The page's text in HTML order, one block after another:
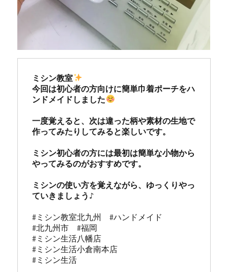
ミシン教室
今回は初心者の方向けに簡単巾着ポーチをハ
ンドメイドしました
一度覚えると、次は違った柄や素材の生地で
作ってみたりしてみると楽しいです。
ミシン初心者の方には最初は簡単な小物から
やってみるのがおすすめです。
ミシンの使い方を覚えながら、ゆっくりやっ
#ミシン教室北九州　#ハンドメイド
#北九州市　#福岡
#ミシン生活八幡店
#ミシン生活小倉南本店
#ミシン生活